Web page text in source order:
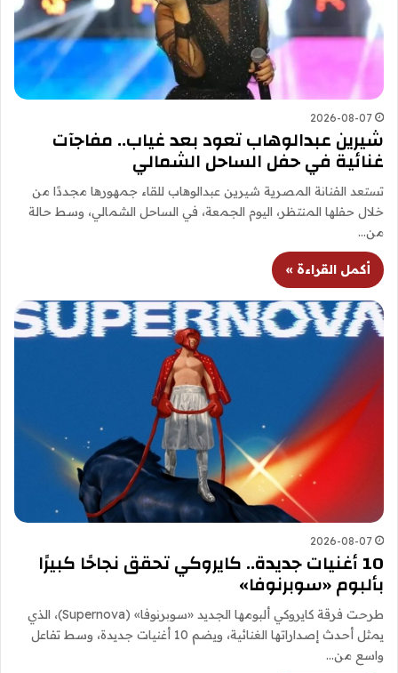
2026-08-07
شيرين عبدالوهاب تعود بعد غياب.. مفاجآت
غنائية في حفل الساحل الشمالي
تستعد الفنانة المصرية شيرين عبدالوهاب للقاء جمهورها مجددًا من
خلال حفلها المنتظر، اليوم الجمعة، في الساحل الشمالي، وسط حالة
من…
أكمل القراءة »
2026-08-07
10 أغنيات جديدة.. كايروكي تحقق نجاحًا كبيرًا
بألبوم «سوبرنوفا»
طرحت فرقة كايروكي ألبومها الجديد «سوبرنوفا» (Supernova)، الذي
يمثل أحدث إصداراتها الغنائية، ويضم 10 أغنيات جديدة، وسط تفاعل
واسع من…